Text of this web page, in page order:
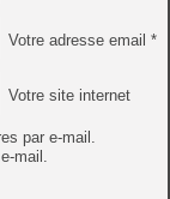
Votre adresse email *
Votre site internet
par e-mail.
mail.